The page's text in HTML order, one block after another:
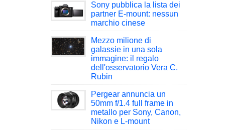
Sony pubblica la lista dei
partner E-mount: nessun
marchio cinese
Mezzo milione di
galassie in una sola
immagine: il regalo
dell'osservatorio Vera C.
Rubin
Pergear annuncia un
50mm f/1.4 full frame in
metallo per Sony, Canon,
Nikon e L-mount